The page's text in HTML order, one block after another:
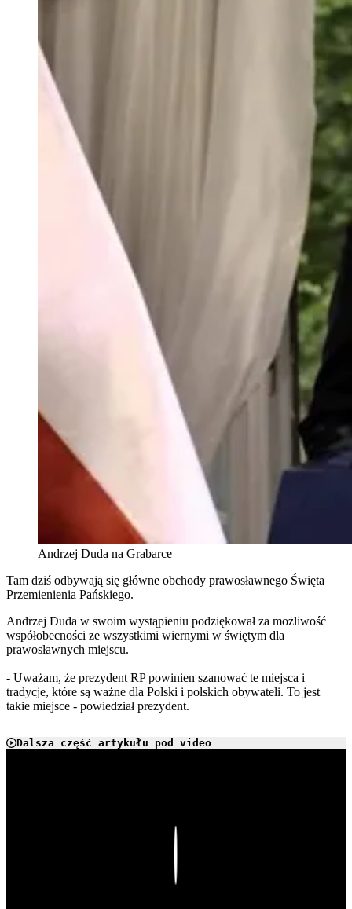
Andrzej Duda na Grabarce
Tam dziś odbywają się główne obchody prawosławnego Święta
Przemienienia Pańskiego.
Andrzej Duda w swoim wystąpieniu podziękował za możliwość
współobecności ze wszystkimi wiernymi w świętym dla
prawosławnych miejscu.
- Uważam, że prezydent RP powinien szanować te miejsca i
tradycje, które są ważne dla Polski i polskich obywateli. To jest
takie miejsce - powiedział prezydent.
Dalsza część artykułu pod video